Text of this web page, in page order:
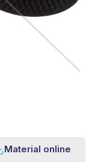
Material online